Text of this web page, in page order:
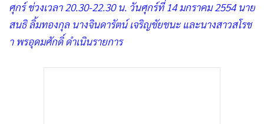
ศุกร์ ช่วงเวลา 20.30-22.30 น. วันศุกร์ที่ 14 มกราคม 2554 นาย
สนธิ ลิ้มทองกุล นางจินดารัตน์ เจริญชัยชนะ และนางสาวสโรช
า พรอุดมศักดิ์ ดำเนินรายการ